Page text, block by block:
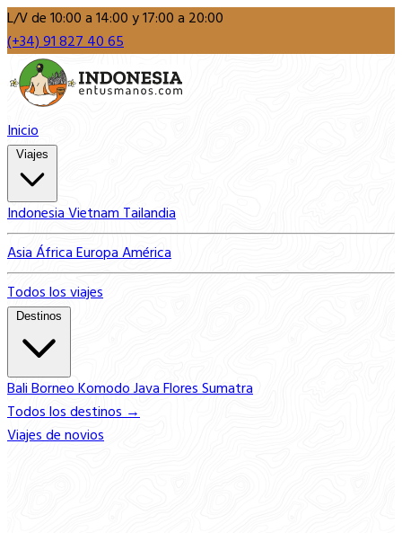
L/V de 10:00 a 14:00 y 17:00 a 20:00
(+34) 91 827 40 65
Inicio
IndonesiaVietnamTailandia
AsiaÁfricaEuropaAmérica
Todos los viajes
BaliBorneoKomodoJavaFloresSumatra
Todos los destinos →
Viajes de novios